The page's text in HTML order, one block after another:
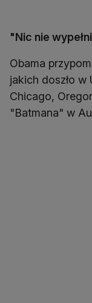
"Nic nie
Obama
jakich doszło
Chicago,
"Batmana" w